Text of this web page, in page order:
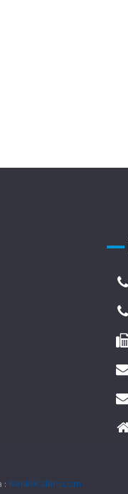
: çorlu web tasarım